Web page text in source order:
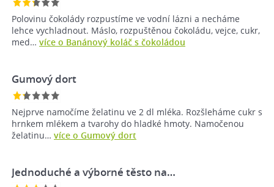
Polovinu čokolády rozpustíme ve vodní lázni a necháme
lehce vychladnout. Máslo, rozpuštěnou čokoládu, vejce, cukr,
med… více o Banánový koláč s čokoládou
Gumový dort
Nejprve namočíme želatinu ve 2 dl mléka. Rozšleháme cukr s
hrnkem mlékem a tvarohy do hladké hmoty. Namočenou
želatinu… více o Gumový dort
Jednoduché a výborné těsto na…